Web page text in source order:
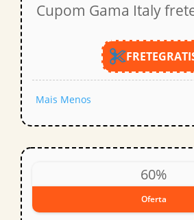
Cupom Gama Italy
Mais Menos
60%
Oferta